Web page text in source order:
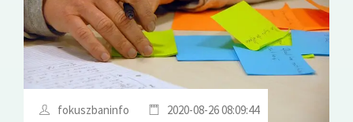
fokuszbaninfo 2020-08-26 08:09:44